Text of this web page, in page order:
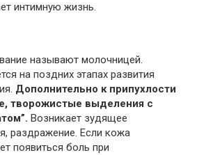
интимную жизнь.
называют молочницей.
на поздних этапах развития
Дополнительно к припухлости
творожистые выделения с
Возникает зудящее
раздражение. Если кожа
появиться боль при